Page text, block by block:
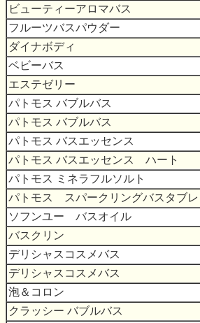
ビューティーアロマバス
フルーツバスパウダー
ダイナボディ
ベビーバス
エステゼリー
パトモス バブルバス
パトモス バブルバス
パトモス バスエッセンス
パトモス バスエッセンス ハート
パトモス ミネラフルソルト
パトモス スパークリングバスタブレ
ソフンユー バスオイル
バスクリン
デリシャスコスメバス
デリシャスコスメバス
泡＆コロン
クラッシー バブルバス